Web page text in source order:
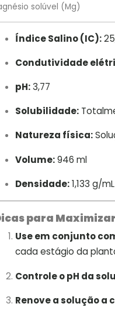
solúvel (Mg)
Índice Salino (IC):
Condutividade
pH:3,77
Solubilidade:
Natureza física:
Volume:946 ml
Densidade:1,133 g/mL
para
Use em conjunto
cada estágio da
Controle o pH da
Renove a solução a